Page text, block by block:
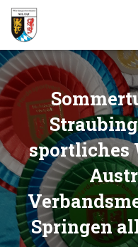
sportliches
Springen